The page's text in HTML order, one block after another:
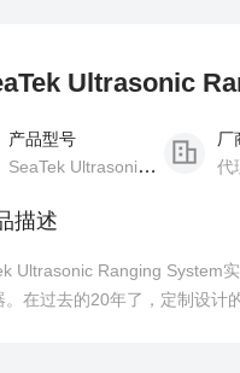
Ultrasonic
产品型号
SeaTek Ultrasonic Ranging
厂
代
描述
Ultrasonic Ranging System
。在过去的20年了，定制设计